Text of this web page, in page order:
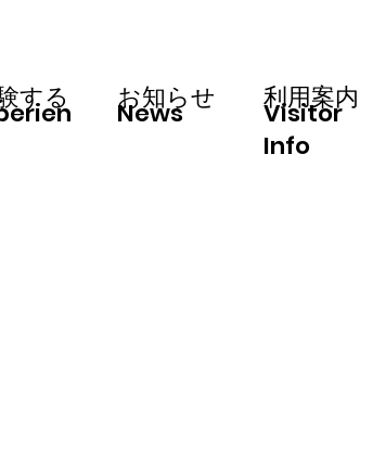
News
お知らせ
Visitor
Info
利用案内
する